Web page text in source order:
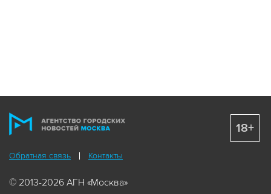
Обратная связь Контакты
© 2013-2026 АГН «Москва»
18+